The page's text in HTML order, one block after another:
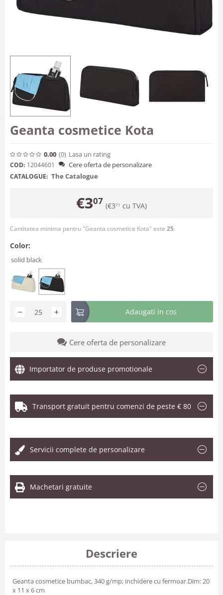
Geanta cosmetice Kota
0.00 (0) Lasa un rating
COD: 12044601 Cere oferta de personalizare
CATALOGUE: The Catalogue
€307 (€371 cu TVA)
Cantitatea minima pentru "Geanta cosmetice Kota" este 25.
Color:
solid black
+
− Adaugati in cos
Cere oferta de personalizare
Importator de produse promotionale
Transport gratuit pentru comenzi de peste € 80
Servicii complete de personalizare
Machetari gratuite
Descriere
Geanta cosmetice bumbac, 340 g/mp; inchidere cu fermoar.Dim: 20
x 11 x 6 cm